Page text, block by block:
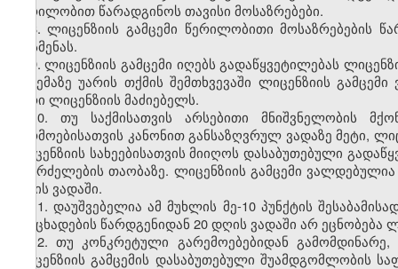
წერილობით წარადგინოს თავისი მოსაზრებები.
8. ლიცენზიის გამცემი წერილობითი მოსაზრებების
მოსმენას.
9. ლიცენზიის გამცემი იღებს გადაწყვეტილებას
გაცემაზე უარის თქმის შემთხვევაში ლიცენზიის
უარი ლიცენზიის მაძიებელს.
10. თუ საქმისათვის არსებითი მნიშვნელობის
წარმოებისათვის კანონით განსაზღვრულ ვადაზე მეტი,
ლიცენზიის სახეებისათვის მიიღოს დასაბუთებული
გაგრძელების თაობაზე. ლიცენზიის გამცემი
დღის ვადაში.
11. დაუშვებელია ამ მუხლის მე-10 პუნქტის
განცხადების წარდგენიდან 20 დღის ვადაში არ
12. თუ კონკრეტული გარემოებებიდან
ლიცენზიის გამცემის დასაბუთებული შუამდგომლობის